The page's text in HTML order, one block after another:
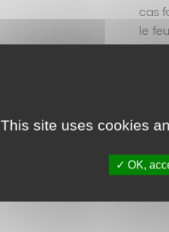
cas
le
de
This site uses cookies
OK,